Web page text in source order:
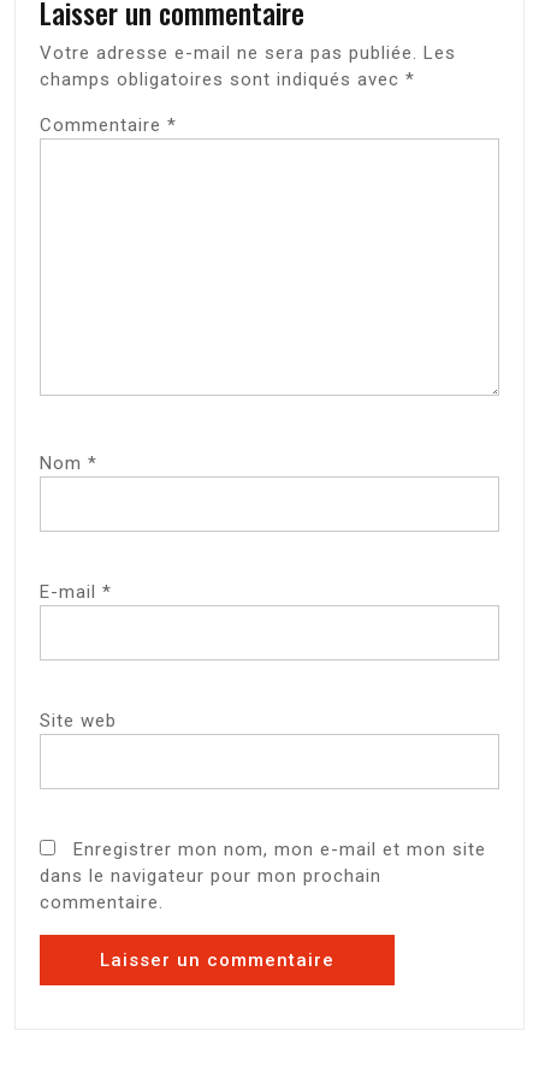
Laisser un commentaire
Votre adresse e-mail ne sera pas publiée. Les
champs obligatoires sont indiqués avec *
Commentaire *
Nom *
E-mail *
Site web
Enregistrer mon nom, mon e-mail et mon site
dans le navigateur pour mon prochain
commentaire.